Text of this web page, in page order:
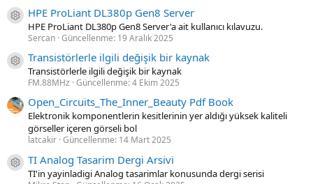
Kaynak ikon/amblem
HPE ProLiant DL380p Gen8 Server
HPE ProLiant DL380p Gen8 Server'a ait kullanıcı kılavuzu.
Sercan Güncellenme: 19 Aralık 2025
Kaynak ikon/amblem
Transistörlerle ilgili değişik bir kaynak
Transistörlerle ilgili değişik bir kaynak
FM.88MHz Güncellenme:4 Ekim 2025
Open_Circuits_The_Inner_Beauty Pdf Book
Elektronik komponentlerin kesitlerinin yer aldığı yüksek kaliteli
görseller içeren görseli bol
latcakir Güncellenme: 14 Mart 2025
Kaynak ikon/amblem
TI Analog Tasarim Dergi Arsivi
TI'in yayinladigi Analog tasarimlar konusunda dergi serisi